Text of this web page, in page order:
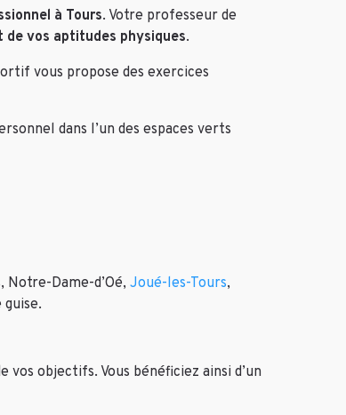
à Tours. Votre professeur de
vos aptitudes physiques.
vous propose des exercices
dans l’un des espaces verts
Dame-d’Oé, Joué-les-Tours,
objectifs. Vous bénéficiez ainsi d’un